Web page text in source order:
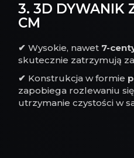
3. 3D DYWANIK
CM
✔ Wysokie, nawet 7-
skutecznie zatrzymują
✔ Konstrukcja w formie
zapobiega rozlewaniu
utrzymanie czystości w